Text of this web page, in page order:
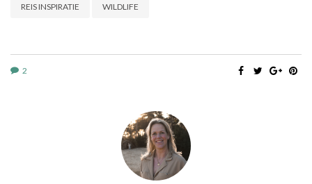
REIS INSPIRATIE WILDLIFE
2